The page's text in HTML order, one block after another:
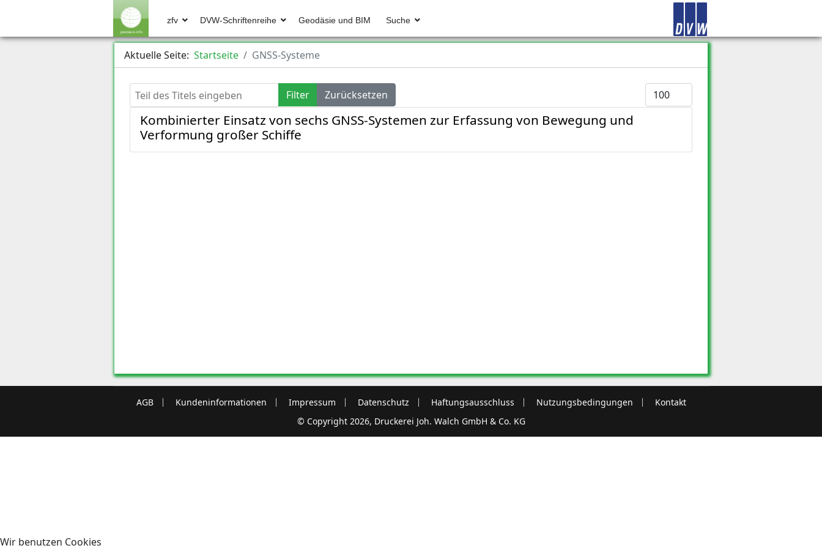
zfv DVW-Schriftenreihe Geodäsie und BIM Suche
Aktuelle Seite: Startseite GNSS-Systeme
Teil des Titels eingeben Filter Zurücksetzen Anzeige #
Kombinierter Einsatz von sechs GNSS-Systemen zur Erfassung von Bewegung und
Verformung großer Schiffe
AGB Kundeninformationen Impressum Datenschutz Haftungsausschluss Nutzungsbedingungen
Kontakt
© Copyright 2026, Druckerei Joh. Walch GmbH & Co. KG
Wir benutzen Cookies